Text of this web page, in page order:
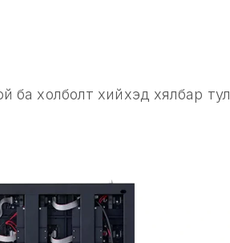
ба холболт хийхэд хялбар тул